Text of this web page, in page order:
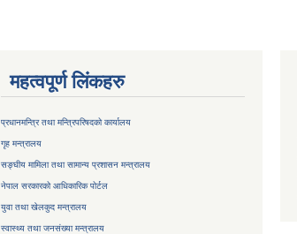
महत्वपूर्ण लिंकहरु
प्रधानमन्त्रि तथा मन्त्रिपरिषदको कार्यालय
गृह मन्त्रालय
सङ्घीय मामिला तथा सामान्य प्रशासन मन्त्रालय
नेपाल सरकारको आधिकारिक पोर्टल
युवा तथा खेलकुद मन्त्रालय
स्वास्थ्य तथा जनसंख्या मन्त्रालय